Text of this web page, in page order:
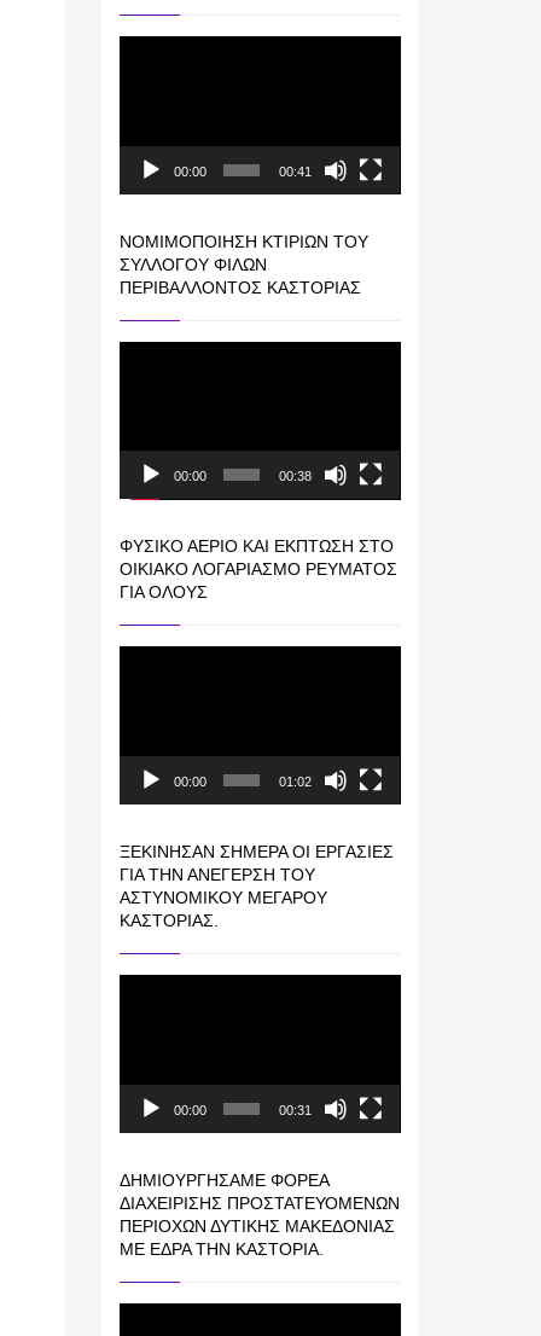
00:00 00:41
ΝΟΜΙΜΟΠΟΊΗΣΗ ΚΤΙΡΊΩΝ ΤΟΥ
ΣΥΛΛΌΓΟΥ ΦΊΛΩΝ
ΠΕΡΙΒΆΛΛΟΝΤΟΣ ΚΑΣΤΟΡΙΆΣ
00:00 00:38
ΦΥΣΙΚΌ ΑΈΡΙΟ ΚΑΙ ΕΚΠΤΩΣΗ ΣΤΟ
ΟΙΚΙΑΚΌ ΛΟΓΑΡΙΑΣΜΌ ΡΕΎΜΑΤΟΣ
ΓΙΑ ΟΛΟΥΣ
00:00 01:02
ΞΕΚΊΝΗΣΑΝ ΣΉΜΕΡΑ ΟΙ ΕΡΓΑΣΊΕΣ
ΓΙΑ ΤΗΝ ΑΝΈΓΕΡΣΗ ΤΟΥ
ΑΣΤΥΝΟΜΙΚΟΎ ΜΕΓΆΡΟΥ
ΚΑΣΤΟΡΙΆΣ.
00:00 00:31
ΔΗΜΙΟΥΡΓΉΣΑΜΕ ΦΟΡΈΑ
ΔΙΑΧΕΊΡΙΣΗΣ ΠΡΟΣΤΑΤΕΥΌΜΕΝΩΝ
ΠΕΡΙΟΧΏΝ ΔΥΤΙΚΉΣ ΜΑΚΕΔΟΝΊΑΣ
ΜΕ ΈΔΡΑ ΤΗΝ ΚΑΣΤΟΡΙΆ.